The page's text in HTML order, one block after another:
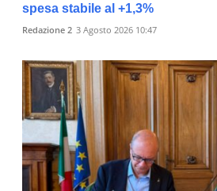
spesa stabile al +1,3%
Redazione 2 3 Agosto 2026 10:47